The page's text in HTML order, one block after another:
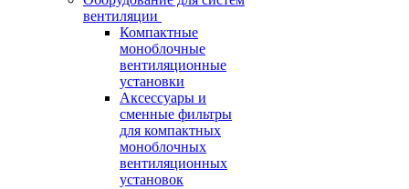
вентиляции
Компактные
моноблочные
вентиляционные
установки
Аксессуары и
сменные фильтры
для компактных
моноблочных
вентиляционных
установок